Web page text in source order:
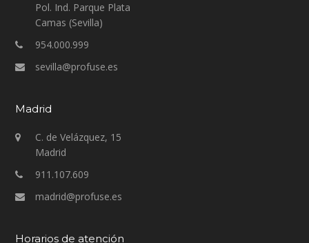
Pol. Ind. Parque Plata
Camas (Sevilla)
954.000.999
sevilla@profuse.es
Madrid
C. de Velázquez, 15
Madrid
911.107.609
madrid@profuse.es
Horarios de atención